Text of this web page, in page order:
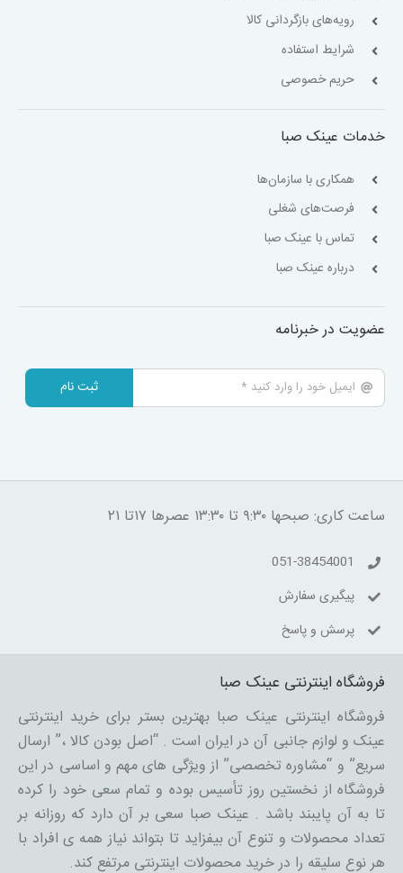
رویه‌های بازگردانی کالا
شرایط استفاده
حریم خصوصی
خدمات عینک صبا
همکاری با سازمان‌ها
فرصت‌های شغلی
تماس با عینک صبا
درباره عینک صبا
عضویت در خبرنامه
ثبت نام
ساعت کاری: صبحها ۹:۳۰ تا ۱۳:۳۰ عصرها ۱۷تا ۲۱
051-38454001
پیگیری سفارش
پرسش و پاسخ
فروشگاه اینترنتی عینک صبا
فروشگاه اینترنتی عینک صبا بهترین بستر برای خرید اینترنتی
عینک و لوازم جانبی آن در ایران است . “اصل بودن کالا ،” ارسال
سریع” و “مشاوره تخصصی” از ویژگی های مهم و اساسی در این
فروشگاه از نخستین روز تأسیس بوده و تمام سعی خود را کرده
تا به آن پایبند باشد . عینک صبا سعی بر آن دارد که روزانه بر
تعداد محصولات و تنوع آن بیفزاید تا بتواند نیاز همه ی افراد با
هر نوع سلیقه را در خرید محصولات اینترنتی مرتفع کند.